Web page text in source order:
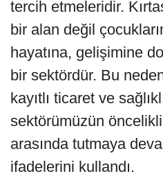
tercih etmeleridir.
bir alan değil
hayatına, gelişimine
bir sektördür. Bu
kayıtlı ticaret ve
sektörümüzün
arasında tutmaya
ifadelerini kullandı.